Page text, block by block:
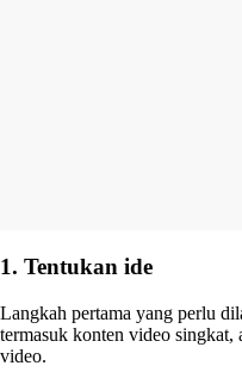
1. Tentukan ide
Langkah pertama yang perlu
termasuk konten video singkat,
video.